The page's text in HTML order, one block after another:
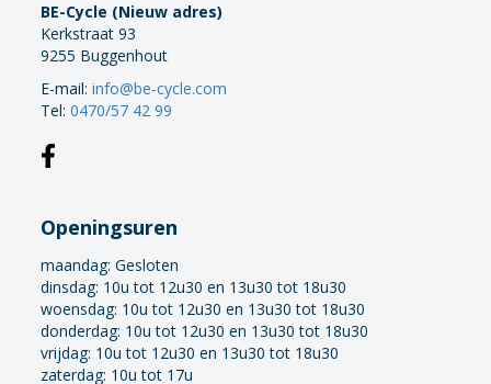
BE-Cycle (Nieuw adres)
Kerkstraat 93
9255 Buggenhout
E-mail:info@be-cycle.com
Tel:0470/57 42 99
Openingsuren
maandag:Gesloten
dinsdag: 10u tot 12u30 en 13u30 tot 18u30
woensdag: 10u tot 12u30 en 13u30 tot 18u30
donderdag: 10u tot 12u30 en 13u30 tot 18u30
vrijdag: 10u tot 12u30 en 13u30 tot 18u30
zaterdag: 10u tot 17u